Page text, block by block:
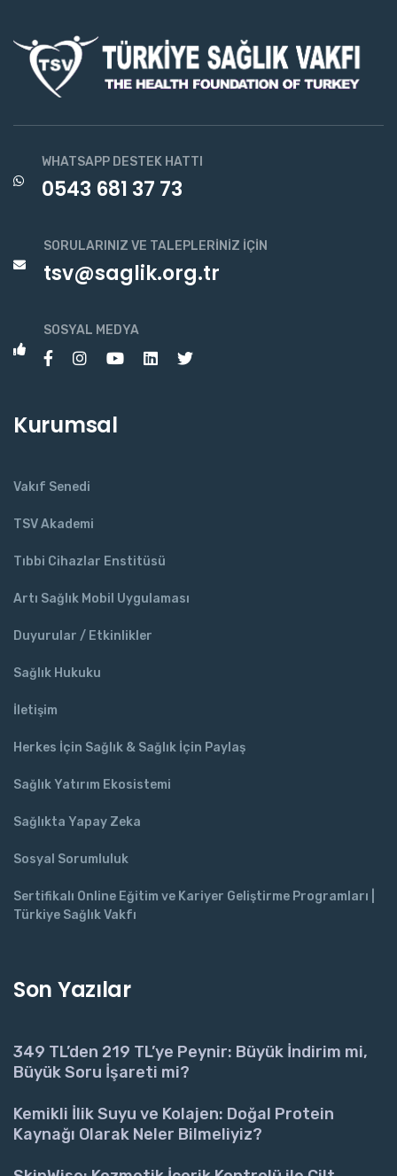
WHATSAPP DESTEK HATTI
0543 681 37 73
SORULARINIZ VE TALEPLERINIZ İÇIN
tsv@saglik.org.tr
SOSYAL MEDYA
Kurumsal
Vakıf Senedi
TSV Akademi
Tıbbi Cihazlar Enstitüsü
Artı Sağlık Mobil Uygulaması
Duyurular / Etkinlikler
Sağlık Hukuku
İletişim
Herkes İçin Sağlık & Sağlık İçin Paylaş
Sağlık Yatırım Ekosistemi
Sağlıkta Yapay Zeka
Sosyal Sorumluluk
Sertifikalı Online Eğitim ve Kariyer Geliştirme Programları |
Türkiye Sağlık Vakfı
Son Yazılar
349 TL’den 219 TL’ye Peynir: Büyük İndirim mi,
Büyük Soru İşareti mi?
Kemikli İlik Suyu ve Kolajen: Doğal Protein
Kaynağı Olarak Neler Bilmeliyiz?